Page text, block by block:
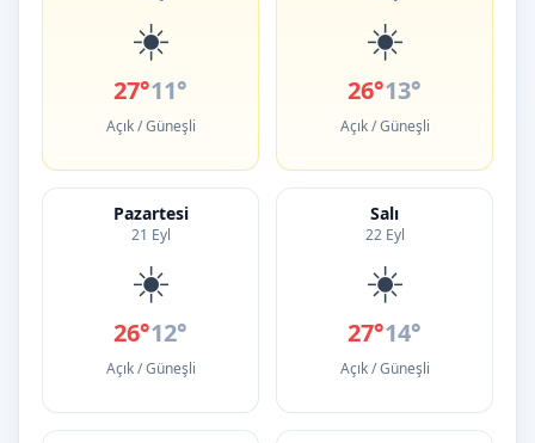
☀️
27°11°
Açık / Güneşli
☀️
26°13°
Açık / Güneşli
Pazartesi
21 Eyl
☀️
26°12°
Açık / Güneşli
Salı
22 Eyl
☀️
27°14°
Açık / Güneşli